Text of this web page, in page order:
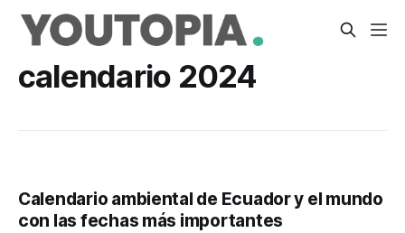
calendario 2024
Calendario ambiental de Ecuador y el mundo
con las fechas más importantes